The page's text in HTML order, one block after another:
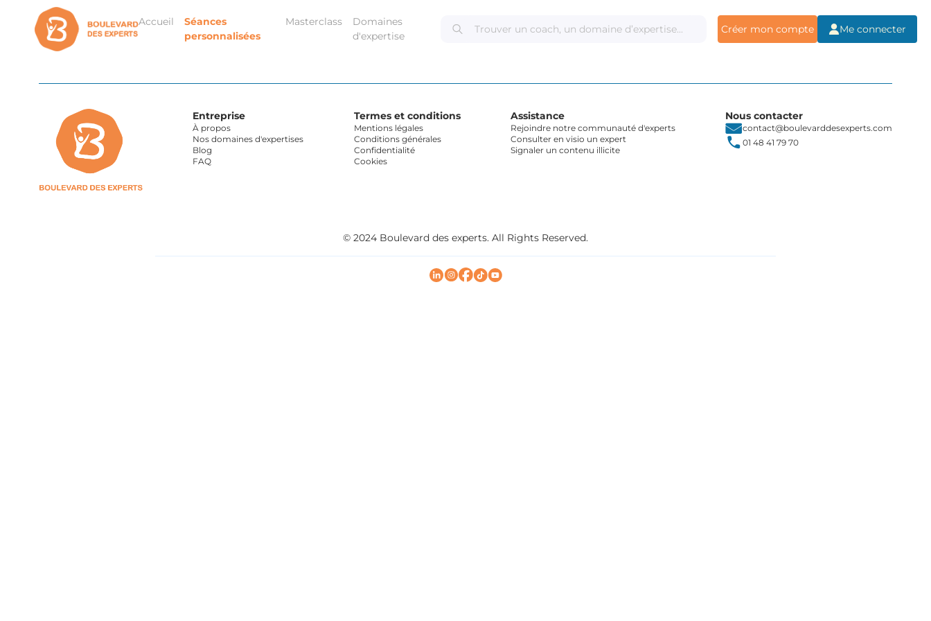
Accueil
Séances
personnalisées
Masterclass
Domaines
d'expertise
Créer mon compte Me connecter
Entreprise
À propos
Nos domaines d'expertises
Blog
FAQ
Termes et conditions
Mentions légales
Conditions générales
Confidentialité
Cookies
Assistance
Rejoindre notre communauté d'experts
Consulter en visio un expert
Signaler un contenu illicite
Nous contacter
contact@boulevarddesexperts.com
01 48 41 79 70
© 2024 Boulevard des experts. All Rights Reserved.